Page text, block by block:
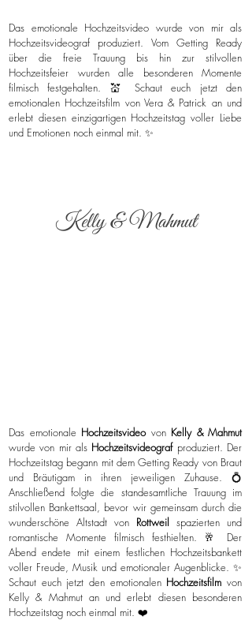
Das emotionale Hochzeitsvideo wurde von mir als
Hochzeitsvideograf produziert. Vom Getting Ready
über die freie Trauung bis hin zur stilvollen
Hochzeitsfeier wurden alle besonderen Momente
filmisch festgehalten. 💒 Schaut euch jetzt den
emotionalen Hochzeitsfilm von Vera & Patrick an und
erlebt diesen einzigartigen Hochzeitstag voller Liebe
und Emotionen noch einmal mit. ✨
Kelly & Mahmut
Das emotionale Hochzeitsvideovon Kelly & Mahmut
wurde von mir als Hochzeitsvideograf produziert. Der
Hochzeitstag begann mit dem Getting Ready von Braut
und Bräutigam in ihren jeweiligen Zuhause. 💍
Anschließend folgte die standesamtliche Trauung im
stilvollen Bankettsaal, bevor wir gemeinsam durch die
wunderschöne Altstadt von Rottweil spazierten und
romantische Momente filmisch festhielten. 🥂 Der
Abend endete mit einem festlichen Hochzeitsbankett
voller Freude, Musik und emotionaler Augenblicke. ✨
Schaut euch jetzt den emotionalen Hochzeitsfilmvon
Kelly & Mahmut an und erlebt diesen besonderen
Hochzeitstag noch einmal mit. ❤️